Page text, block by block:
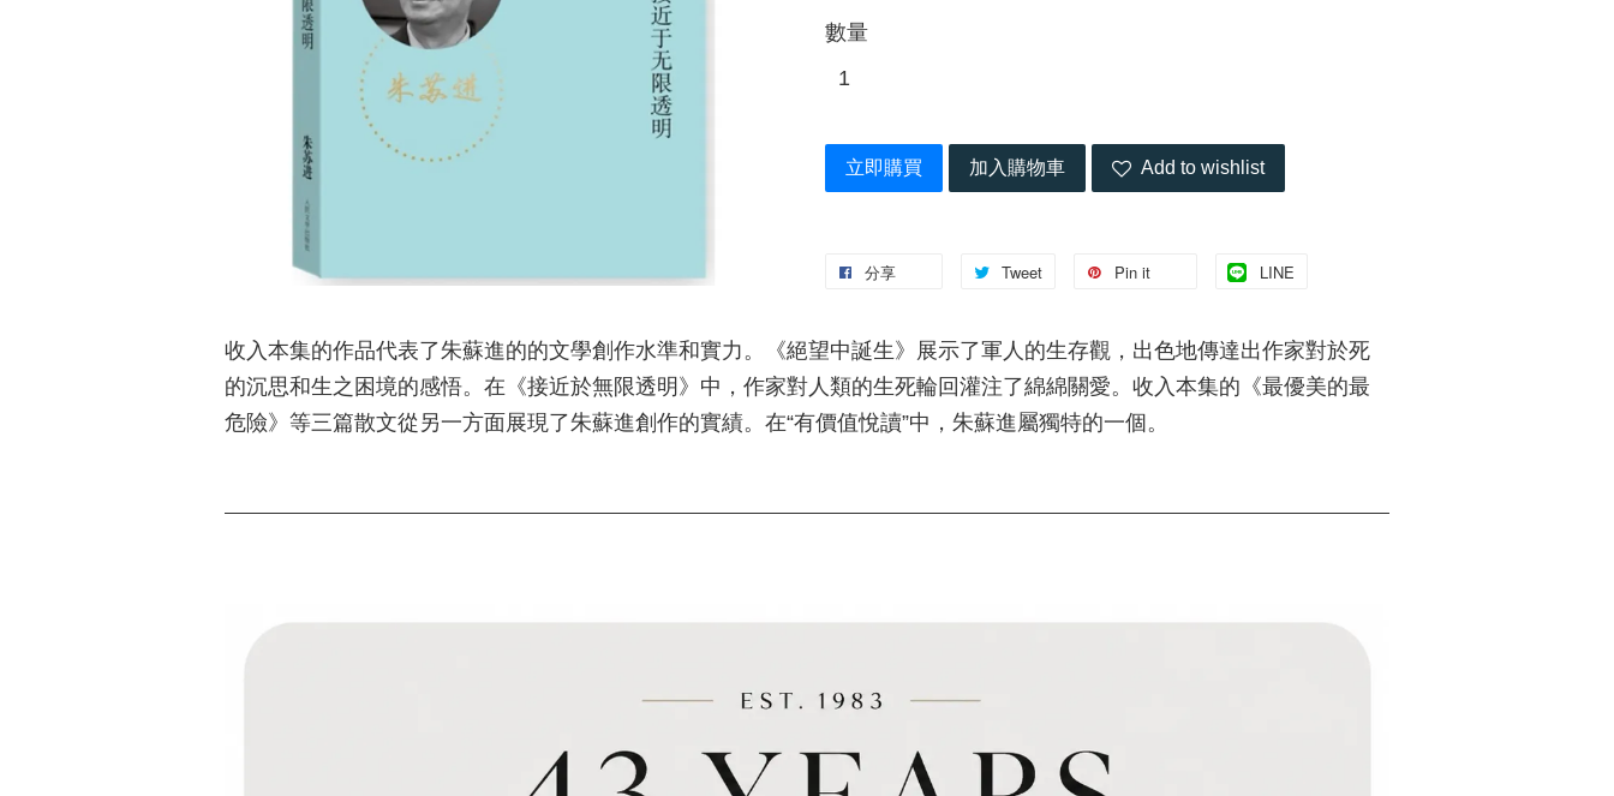
數量
立即購買 加入購物車 Add to wishlist
分享 Tweet Pin it LINE
收入本集的作品代表了朱蘇進的的文學創作水準和實力。《絕望中誕生》展示了軍人的生存觀，出色地傳達出作家對於死
的沉思和生之困境的感悟。在《接近於無限透明》中，作家對人類的生死輪回灌注了綿綿關愛。收入本集的《最優美的最
危險》等三篇散文從另一方面展現了朱蘇進創作的實績。在“有價值悅讀”中，朱蘇進屬獨特的一個。